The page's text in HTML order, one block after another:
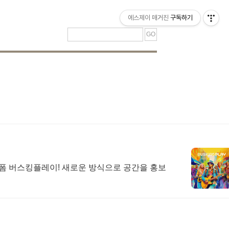
버스킹플레이! 새로운 방식으로 공간을 홍보
에스제이 매거진 구독하기